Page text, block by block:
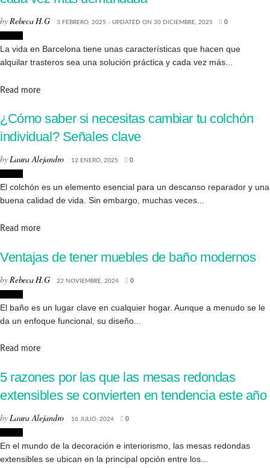
byRebeca H.G 3 FEBRERO, 2025 - UPDATED ON 30 DICIEMBRE, 2025 0
La vida en Barcelona tiene unas características que hacen que
alquilar trasteros sea una solución práctica y cada vez más...
Read moreDetails
¿Cómo saber si necesitas cambiar tu colchón
individual? Señales clave
byLaura Alejandro 12 ENERO, 2025 0
El colchón es un elemento esencial para un descanso reparador y una
buena calidad de vida. Sin embargo, muchas veces...
Read moreDetails
Ventajas de tener muebles de baño modernos
by Rebeca H.G 22 NOVIEMBRE, 2024 0
El baño es un lugar clave en cualquier hogar. Aunque a menudo se le
da un enfoque funcional, su diseño...
Read moreDetails
5 razones por las que las mesas redondas
extensibles se convierten en tendencia este año
byLaura Alejandro 16 JULIO, 2024 0
En el mundo de la decoración e interiorismo, las mesas redondas
extensibles se ubican en la principal opción entre los...